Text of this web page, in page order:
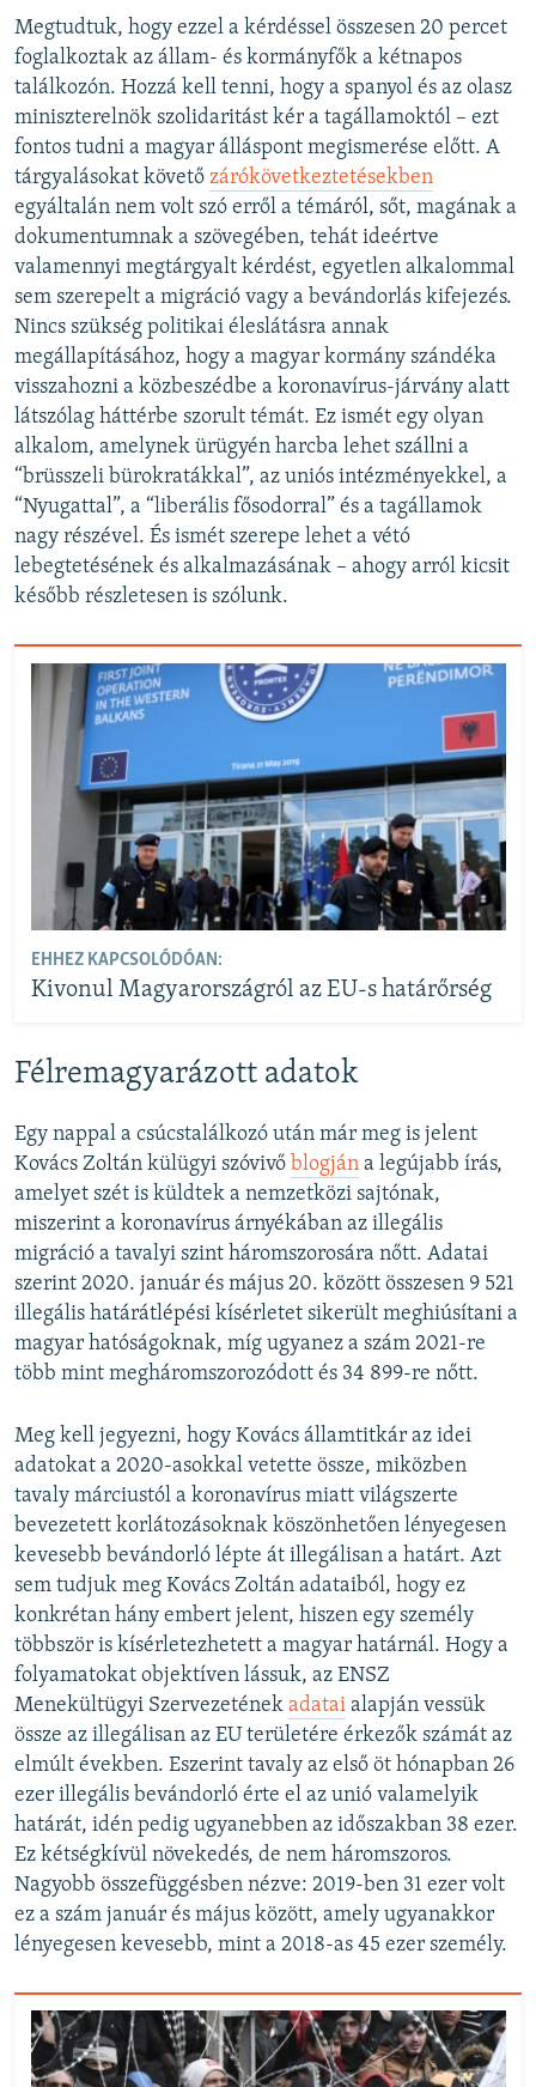
Megtudtuk, hogy ezzel a kérdéssel összesen 20 percet
foglalkoztak az állam- és kormányfők a kétnapos
találkozón. Hozzá kell tenni, hogy a spanyol és az olasz
miniszterelnök szolidaritást kér a tagállamoktól – ezt
fontos tudni a magyar álláspont megismerése előtt. A
tárgyalásokat követő zárókövetkeztetésekben
egyáltalán nem volt szó erről a témáról, sőt, magának a
dokumentumnak a szövegében, tehát ideértve
valamennyi megtárgyalt kérdést, egyetlen alkalommal
sem szerepelt a migráció vagy a bevándorlás kifejezés.
Nincs szükség politikai éleslátásra annak
megállapításához, hogy a magyar kormány szándéka
visszahozni a közbeszédbe a koronavírus-járvány alatt
látszólag háttérbe szorult témát. Ez ismét egy olyan
alkalom, amelynek ürügyén harcba lehet szállni a
“brüsszeli bürokratákkal”, az uniós intézményekkel, a
“Nyugattal”, a “liberális fősodorral” és a tagállamok
nagy részével. És ismét szerepe lehet a vétó
lebegtetésének és alkalmazásának – ahogy arról kicsit
később részletesen is szólunk.
EHHEZ KAPCSOLÓDÓAN:
Kivonul Magyarországról az EU-s határőrség
Félremagyarázott adatok
Egy nappal a csúcstalálkozó után már meg is jelent
Kovács Zoltán külügyi szóvivő blogján a legújabb írás,
amelyet szét is küldtek a nemzetközi sajtónak,
miszerint a koronavírus árnyékában az illegális
migráció a tavalyi szint háromszorosára nőtt. Adatai
szerint 2020. január és május 20. között összesen 9 521
illegális határátlépési kísérletet sikerült meghiúsítani a
magyar hatóságoknak, míg ugyanez a szám 2021-re
több mint megháromszorozódott és 34 899-re nőtt.
Meg kell jegyezni, hogy Kovács államtitkár az idei
adatokat a 2020-asokkal vetette össze, miközben
tavaly márciustól a koronavírus miatt világszerte
bevezetett korlátozásoknak köszönhetően lényegesen
kevesebb bevándorló lépte át illegálisan a határt. Azt
sem tudjuk meg Kovács Zoltán adataiból, hogy ez
konkrétan hány embert jelent, hiszen egy személy
többször is kísérletezhetett a magyar határnál. Hogy a
folyamatokat objektíven lássuk, az ENSZ
Menekültügyi Szervezetének adatai alapján vessük
össze az illegálisan az EU területére érkezők számát az
elmúlt években. Eszerint tavaly az első öt hónapban 26
ezer illegális bevándorló érte el az unió valamelyik
határát, idén pedig ugyanebben az időszakban 38 ezer.
Ez kétségkívül növekedés, de nem háromszoros.
Nagyobb összefüggésben nézve: 2019-ben 31 ezer volt
ez a szám január és május között, amely ugyanakkor
lényegesen kevesebb, mint a 2018-as 45 ezer személy.